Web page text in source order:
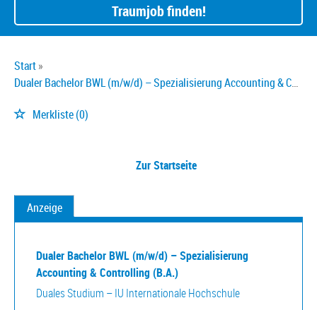
Traumjob finden!
Start
Dualer Bachelor BWL (m/w/d) – Spezialisierung Accounting & Controlling (B.A.)
Merkliste(0)
Zur Startseite
Anzeige
Dualer Bachelor BWL (m/w/d) – Spezialisierung
Accounting & Controlling (B.A.)
Duales Studium – IU Internationale Hochschule